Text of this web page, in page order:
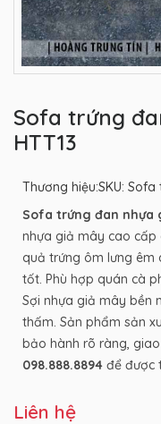
Sofa trứng
HTT13
Thương hiệu:SKU:
Sofa trứng đan nhựa
nhựa giả mây cao cấp
quả trứng ôm lưng êm
tốt. Phù hợp quán cà
Sợi nhựa giả mây bền
thấm. Sản phẩm sản
bảo hành rõ ràng,
098.888.8894 để được
Liên hệ